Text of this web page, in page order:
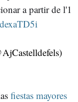
a partir de l'1
fiestas mayores